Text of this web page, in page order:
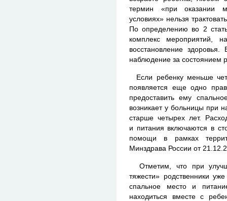
термин «при оказании
условиях» нельзя
По определению во 2
комплекс мероприятий,
восстановление
наблюдение за состоянием
Если ребенку меньше
появляется еще одно
предоставить ему
возникает у больницы при
старше четырех лет.
и питания включаются в
помощи в рамках
Минздрава России от
Отметим, что при
тяжести» родственники
спальное место и
находиться вместе с